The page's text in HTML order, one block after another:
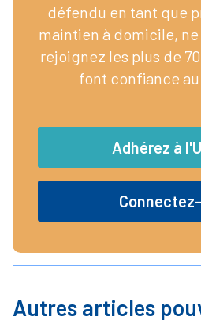
défendu en tant que
maintien à domicile,
rejoignez les plus de
font confiance
Adhérez à
Autres articles